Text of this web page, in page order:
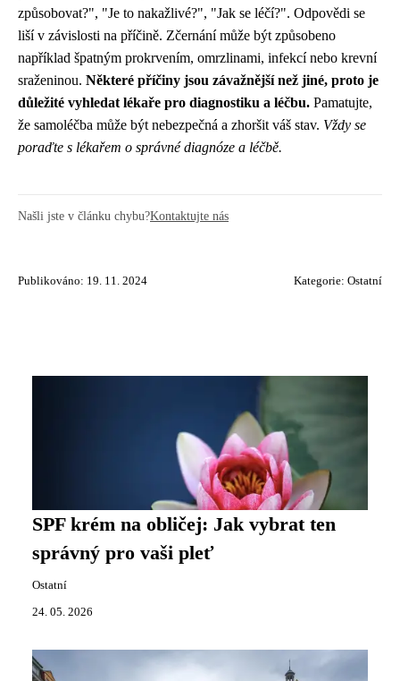
způsobovat?", "Je to nakažlivé?", "Jak se léčí?". Odpovědi se
liší v závislosti na příčině. Zčernání může být způsobeno
například špatným prokrvením, omrzlinami, infekcí nebo krevní
sraženinou. Některé příčiny jsou závažnější než jiné, proto je
důležité vyhledat lékaře pro diagnostiku a léčbu. Pamatujte,
že samoléčba může být nebezpečná a zhoršit váš stav. Vždy se
poraďte s lékařem o správné diagnóze a léčbě.
Našli jste v článku chybu?Kontaktujte nás
Publikováno: 19. 11. 2024 Kategorie: Ostatní
SPF krém na obličej: Jak vybrat ten
správný pro vaši pleť
Ostatní
24. 05. 2026